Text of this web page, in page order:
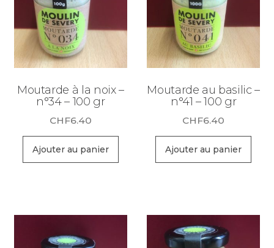
Moutarde à la noix –
n°34 – 100 gr
CHF6.40
Ajouter au panier
Moutarde au basilic –
n°41 – 100 gr
CHF6.40
Ajouter au panier